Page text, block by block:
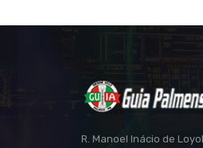
R. Manoel Inácio de